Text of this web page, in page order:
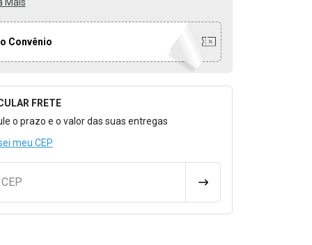
Convênio
para Calcular o Frete
FRETE
o prazo e o valor das suas entregas
meu CEP
CALCULAR FRETE